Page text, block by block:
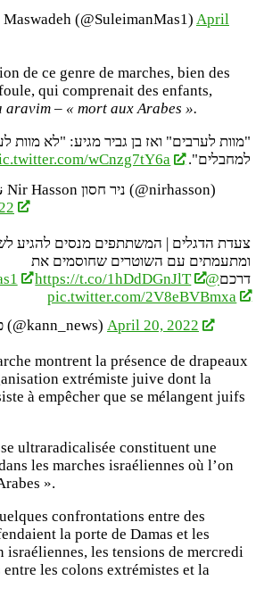
(@SuleimanMas1) April
de ce genre de marches, bien des
qui comprenait des enfants,
aravim – « mort aux Arabes ».
"מוות לערבים" ואז בן גביר מגיע: "לא מוות
למחבלים".
wCnzg7tY6a
— نير حسون Nir Hasson ניר חסון (@nirhasson)
צעדת הדגלים | המשתתפים מנסים להגיע
ומתעמתים עם השוטרים שחוסמים את
דרכם@SuleimanMas1
https://t.co/1hDdDGnJlT
pic.twitter.com/2V8eBVBmxa
— כאן חדשות (@kann_news) April 20, 2022
montrent la présence de drapeaux
extrémiste juive dont la
à empêcher que se mélangent juifs
ultraradicalisée constituent une
les marches israéliennes où l’on
».
confrontations entre des
la porte de Damas et les
israéliennes, les tensions de mercredi
entre les colons extrémistes et la